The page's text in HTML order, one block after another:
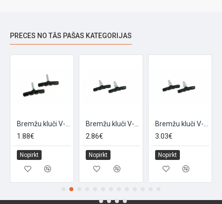
PRECES NO TĀS PAŠAS KATEGORIJAS
1.88€
Nopirkt
2.86€
Nopirkt
3.03€
Nopirkt